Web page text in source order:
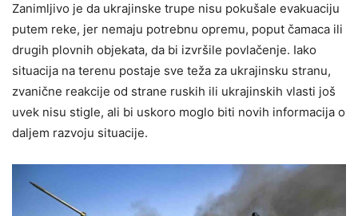
Zanimljivo je da ukrajinske trupe nisu pokušale evakuaciju
putem reke, jer nemaju potrebnu opremu, poput čamaca ili
drugih plovnih objekata, da bi izvršile povlačenje. Iako
situacija na terenu postaje sve teža za ukrajinsku stranu,
zvanične reakcije od strane ruskih ili ukrajinskih vlasti još
uvek nisu stigle, ali bi uskoro moglo biti novih informacija o
daljem razvoju situacije.